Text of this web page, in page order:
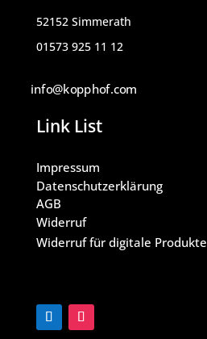
52152 Simmerath
01573 925 11 12
info@kopphof.com
Link List
Impressum
Datenschutzerklärung
AGB
Widerruf
Widerruf für digitale Produkte